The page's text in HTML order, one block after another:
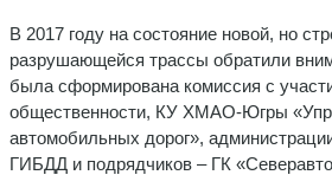
В 2017 году на состояние новой, но
разрушающейся трассы обратили
была сформирована комиссия с
общественности, КУ ХМАО-Югры
автомобильных дорог»,
ГИБДД и подрядчиков – ГК